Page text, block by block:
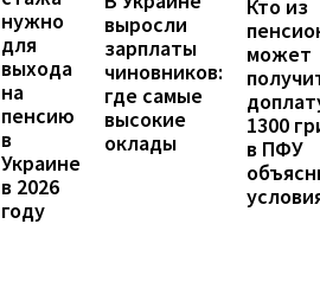
нужно
для
выхода
на
пенсию
в
Украине
в 2026
году
выросли
зарплаты
чиновников:
где самые
высокие
оклады
Кто из
может
1300
в ПФУ